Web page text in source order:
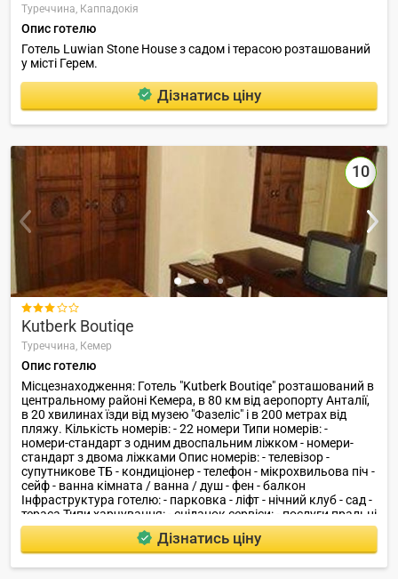
Туреччина, Каппадокія
Опис готелю
Готель Luwian Stone House з садом і терасою розташований
у місті Герем.
Дізнатись ціну
10

Kutberk Boutiqe
Туреччина, Кемер
Опис готелю
Місцезнаходження: Готель "Kutberk Boutiqe" розташований в
центральному районі Кемера, в 80 км від аеропорту Анталії,
в 20 хвилинах їзди від музею "Фазеліс" і в 200 метрах від
пляжу. Кількість номерів: - 22 номери Типи номерів: -
номери-стандарт з одним двоспальним ліжком - номери-
стандарт з двома ліжками Опис номерів: - телевізор -
супутникове ТБ - кондиціонер - телефон - мікрохвильова піч -
сейф - ванна кімната / ванна / душ - фен - балкон
Інфраструктура готелю: - парковка - ліфт - нічний клуб - сад -
тераса Типи харчування: - сніданок сервіси: - послуги пральні
- пункт обміну валют - кондиціонер в громадських місцях -
камера схову багажу - цілодобова робота стійки реєстрації -
медичні послуги - обслуговування номерів - доступ в
Інтернет - трансфер з / до аеропорту (за додаткову плату)
Дізнатись ціну